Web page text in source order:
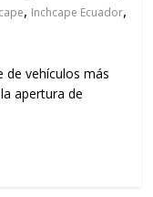
, Inchcape Ecuador,
de vehículos más
apertura de